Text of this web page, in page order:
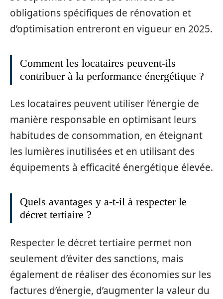
obligations spécifiques de rénovation et
d’optimisation entreront en vigueur en 2025.
Comment les locataires peuvent-ils
contribuer à la performance énergétique ?
Les locataires peuvent utiliser l’énergie de
manière responsable en optimisant leurs
habitudes de consommation, en éteignant
les lumières inutilisées et en utilisant des
équipements à efficacité énergétique élevée.
Quels avantages y a-t-il à respecter le
décret tertiaire ?
Respecter le décret tertiaire permet non
seulement d’éviter des sanctions, mais
également de réaliser des économies sur les
factures d’énergie, d’augmenter la valeur du